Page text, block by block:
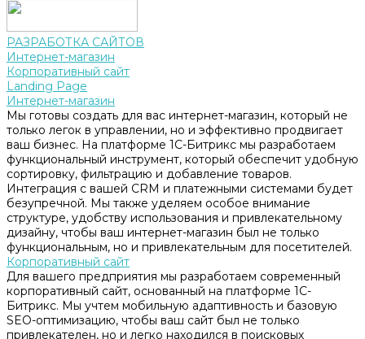
РАЗРАБОТКА САЙТОВ
Интернет-магазин
Корпоративный сайт
Landing Page
Интернет-магазин
Мы готовы создать для вас интернет-магазин, который не
только легок в управлении, но и эффективно продвигает
ваш бизнес. На платформе 1С-Битрикс мы разработаем
функциональный инструмент, который обеспечит удобную
сортировку, фильтрацию и добавление товаров.
Интеграция с вашей CRM и платежными системами будет
безупречной. Мы также уделяем особое внимание
структуре, удобству использования и привлекательному
дизайну, чтобы ваш интернет-магазин был не только
функциональным, но и привлекательным для посетителей.
Корпоративный сайт
Для вашего предприятия мы разработаем современный
корпоративный сайт, основанный на платформе 1С-
Битрикс. Мы учтем мобильную адаптивность и базовую
SEO-оптимизацию, чтобы ваш сайт был не только
привлекателен, но и легко находился в поисковых